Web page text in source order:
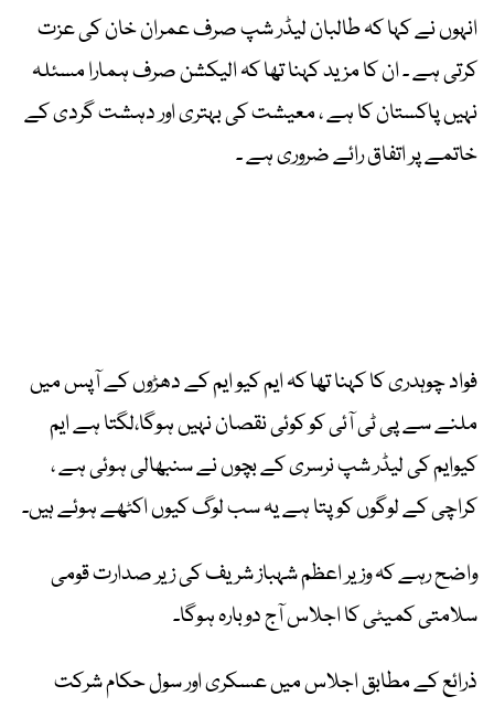
انہوں نے کہا کہ طالبان لیڈر شپ صرف عمران خان کی عزت
کرتی ہے ۔ ان کا مزید کہنا تھا کہ الیکشن صرف ہمارا مسئلہ
نہیں پاکستان کا ہے ، معیشت کی بہتری اور دہشت گردی کے
خاتمے پر اتفاق رائے ضروری ہے ۔
فواد چوہدری کا کہنا تھا کہ ایم کیو ایم کے دھڑوں کے آپس میں
ملنے سے پی ٹی آئی کو کوئی نقصان نہیں ہوگا،لگتا ہے ایم
کیوایم کی لیڈر شپ نرسری کے بچوں نے سنبھالی ہوئی ہے ،
کراچی کے لوگوں کو پتا ہے یہ سب لوگ کیوں اکٹھے ہوئے ہیں۔
واضح رہے کہ وزیر اعظم شہباز شریف کی زیر صدارت قومی
سلامتی کمیٹی کا اجلاس آج دوبارہ ہوگا۔
ذرائع کے مطابق اجلاس میں عسکری اور سول حکام شرکت